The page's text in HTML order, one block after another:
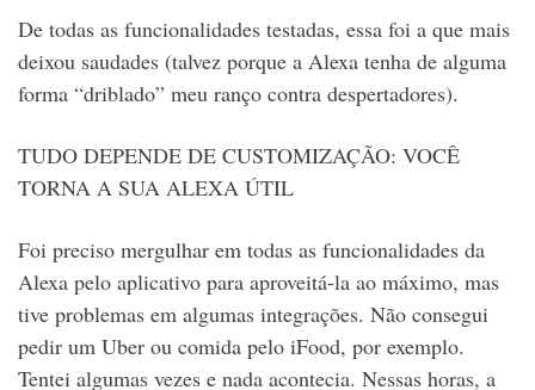
De todas as funcionalidades testadas, essa foi a que mais
deixou saudades (talvez porque a Alexa tenha de alguma
forma “driblado” meu ranço contra despertadores).
TUDO DEPENDE DE CUSTOMIZAÇÃO: VOCÊ
TORNA A SUA ALEXA ÚTIL
Foi preciso mergulhar em todas as funcionalidades da
Alexa pelo aplicativo para aproveitá-la ao máximo, mas
tive problemas em algumas integrações. Não consegui
pedir um Uber ou comida pelo iFood, por exemplo.
Tentei algumas vezes e nada acontecia. Nessas horas, a